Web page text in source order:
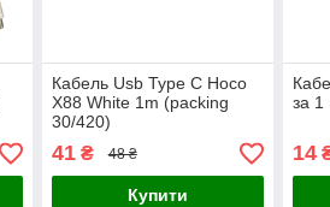
Кабель Usb Type C Hoco
X88 White 1m (packing
30/420)
41₴ 48 ₴
Купити
за
14